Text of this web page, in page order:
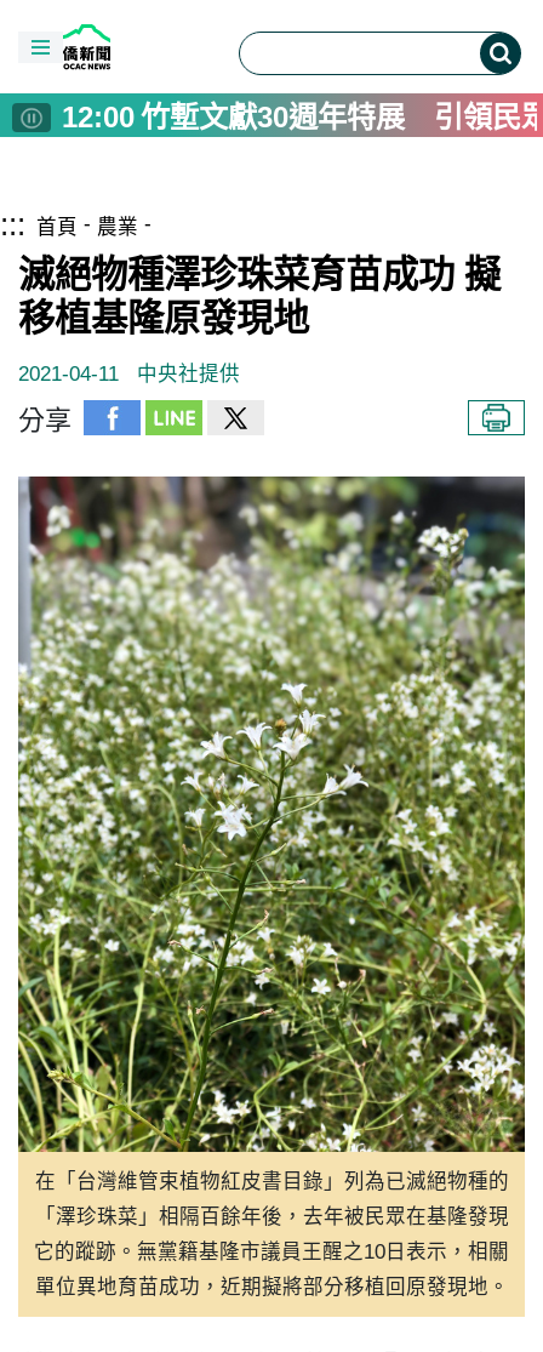
:::僑務電子報首頁
00:00
墾管處響應世界清潔日 淨灘
14:00
每週看1次運動賽老年憂鬱風
12:00竹塹文獻30週年特展 引領民
10:00索契夫領軍 維也納愛樂10月
04:00 再見「刺秦」 香港漫畫家利志
04:00亞洲花滑錦標賽台灣奪1金5銀
00:00墾管處響應世界清潔日 淨灘
14:00每週看1次運動賽老年憂鬱風
12:00
竹塹文獻30週年特展 引領民
10:00 索契夫領軍 維也納愛樂10月
08:00 中央補助1.58億 桃園平鎮金
04:00再見「刺秦」 香港漫畫家利志
04:00 亞洲花滑錦標賽台灣奪1金5銀
00:00墾管處響應世界清潔日 淨灘
首頁 農業
滅絕物種澤珍珠菜育苗成功 擬
移植基隆原發現地
2021-04-11 中央社提供
分享
在「台灣維管束植物紅皮書目錄」列為已滅絕物種的
「澤珍珠菜」相隔百餘年後，去年被民眾在基隆發現
它的蹤跡。無黨籍基隆市議員王醒之10日表示，相關
單位異地育苗成功，近期擬將部分移植回原發現地。